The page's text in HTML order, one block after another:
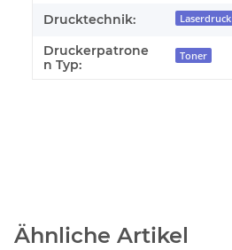
Drucktechnik: Laserdruck
Druckerpatrone
n Typ:
Toner
Ähnliche Artikel